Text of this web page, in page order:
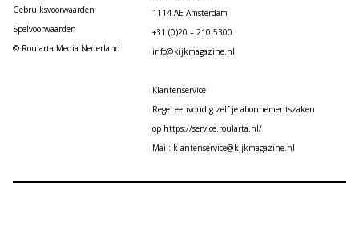
Gebruiksvoorwaarden
Spelvoorwaarden
© Roularta Media Nederland
1114 AE Amsterdam
+31 (0)20 – 210 5300
info@kijkmagazine.nl
Klantenservice
Regel eenvoudig zelf je abonnementszaken
op https://service.roularta.nl/
Mail: klantenservice@kijkmagazine.nl